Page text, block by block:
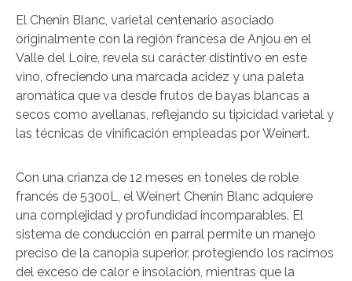
El Chenin Blanc, varietal centenario asociado
originalmente con la región francesa de Anjou en el
Valle del Loire, revela su carácter distintivo en este
vino, ofreciendo una marcada acidez y una paleta
aromática que va desde frutos de bayas blancas a
secos como avellanas, reflejando su tipicidad varietal y
las técnicas de vinificación empleadas por Weinert.
Con una crianza de 12 meses en toneles de roble
francés de 5300L, el Weinert Chenin Blanc adquiere
una complejidad y profundidad incomparables. El
sistema de conducción en parral permite un manejo
preciso de la canopia superior, protegiendo los racimos
del exceso de calor e insolación, mientras que la